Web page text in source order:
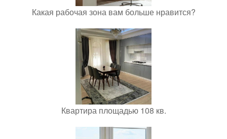
Какая рабочая зона вам больше нравится?
Квартира площадью 108 кв.